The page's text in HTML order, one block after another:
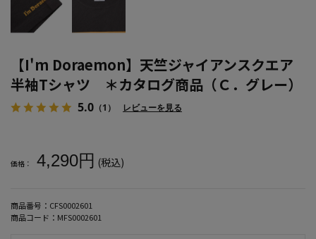
【I'm Doraemon】天竺ジャイアンスクエア
半袖Tシャツ ＊カタログ商品（Ｃ．グレー）
5.0 （1） レビューを見る
価格： 4,290円 (税込)
商品番号： CFS0002601
商品コード： MFS0002601